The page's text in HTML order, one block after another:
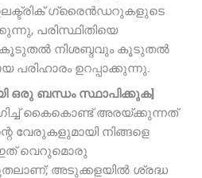
ഗ്രൈൻഡറുകളുടെ
പരിസ്ഥിതിയെ
കൂടുതൽ നിശബ്ദവും കൂടുതൽ
ഉറപ്പാക്കുന്നു.
ഒരു ബന്ധം സ്ഥാപിക്കുക]
കൈകൊണ്ട് അരയ്ക്കുന്നത്
വേരുകളുമായി നിങ്ങളെ
ഇത് വെറുമൊരു
അടുക്കളയിൽ ശ്രദ്ധ